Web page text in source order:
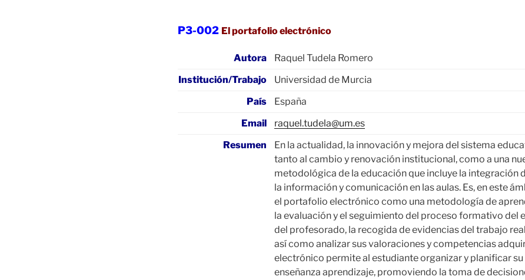
P3-002 El portafolio electrónico
Autora
Raquel Tudela Romero
Institución/Trabajo
Universidad de Murcia
País
España
Email
raquel.tudela@um.es
Resumen
En la actualidad, la innovación y mejora del sistema
tanto al cambio y renovación institucional, como a una
metodológica de la educación que incluye la integración
la información y comunicación en las aulas. Es, en este
el portafolio electrónico como una metodología de
la evaluación y el seguimiento del proceso formativo del
del profesorado, la recogida de evidencias del trabajo
así como analizar sus valoraciones y competencias
electrónico permite al estudiante organizar y planificar
enseñanza aprendizaje, promoviendo la toma de